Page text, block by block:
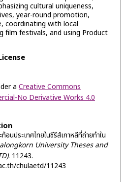
cultural uniqueness,
year-round promotion,
coordinating with local
film festivals, and using Product
a Creative Commons
No Derivative Works 4.0
นประเทศไทยในซีรีส์เกาหลีที่ถ่ายทำใน
University Theses and
. 11243.
chulaetd/11243